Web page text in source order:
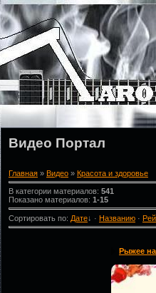
Видео Портал
Главная » Видео » Красота и здоровье
В категории материалов: 541
Показано материалов: 1-15
Сортировать по: Дате↓ · Названию ·
Рыжее